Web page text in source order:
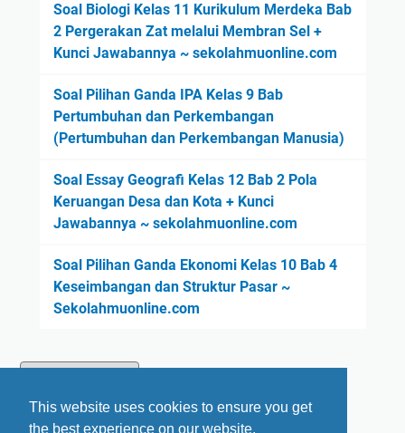
This website uses cookies to ensure you get
the best experience on our website.
Soal Biologi Kelas 11 Kurikulum Merdeka Bab
2 Pergerakan Zat melalui Membran Sel +
Kunci Jawabannya ~ sekolahmuonline.com
Soal Pilihan Ganda IPA Kelas 9 Bab
Pertumbuhan dan Perkembangan
(Pertumbuhan dan Perkembangan Manusia)
Soal Essay Geografi Kelas 12 Bab 2 Pola
Keruangan Desa dan Kota + Kunci
Jawabannya ~ sekolahmuonline.com
Soal Pilihan Ganda Ekonomi Kelas 10 Bab 4
Keseimbangan dan Struktur Pasar ~
Sekolahmuonline.com